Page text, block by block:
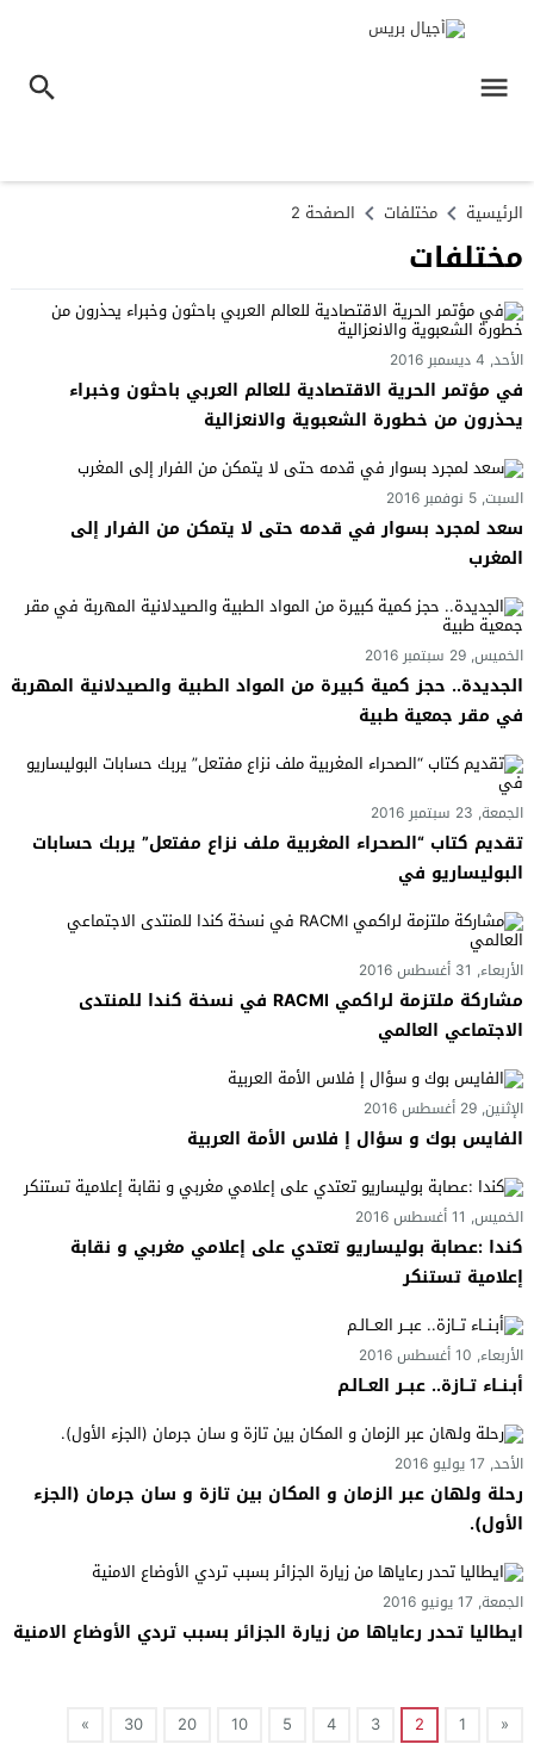
الرئيسية مختلفات الصفحة 2
مختلفات
الأحد, 4 ديسمبر 2016
في مؤتمر الحرية الاقتصادية للعالم العربي باحثون وخبراء
يحذرون من خطورة الشعبوية والانعزالية
السبت, 5 نوفمبر 2016
سعد لمجرد بسوار في قدمه حتى لا يتمكن من الفرار إلى
المغرب
الخميس, 29 سبتمبر 2016
الجديدة.. حجز كمية كبيرة من المواد الطبية والصيدلانية المهربة
في مقر جمعية طبية
الجمعة, 23 سبتمبر 2016
تقديم كتاب “الصحراء المغربية ملف نزاع مفتعل” يربك حسابات
البوليساريو في
الأربعاء, 31 أغسطس 2016
مشاركة ملتزمة لراكمي RACMI في نسخة كندا للمنتدى
الاجتماعي العالمي
الإثنين, 29 أغسطس 2016
الفايس بوك و سؤال إ فلاس الأمة العربية
الخميس, 11 أغسطس 2016
كندا :عصابة بوليساريو تعتدي على إعلامي مغربي و نقابة
إعلامية تستنكر
الأربعاء, 10 أغسطس 2016
أبـنــاء تــازة.. عبــر العــالـم
الأحد, 17 يوليو 2016
رحلة ولهان عبر الزمان و المكان بين تازة و سان جرمان (الجزء
الأول).
الجمعة, 17 يونيو 2016
ايطاليا تحدر رعاياها من زيارة الجزائر بسبب تردي الأوضاع الامنية
«
1
2
3
4
5
10
20
30
»